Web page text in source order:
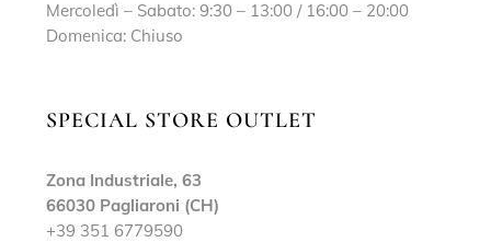
Mercoledì – Sabato: 9:30 – 13:00 / 16:00 – 20:00
Domenica: Chiuso
SPECIAL STORE OUTLET
Zona Industriale, 63
66030 Pagliaroni (CH)
+39 351 6779590